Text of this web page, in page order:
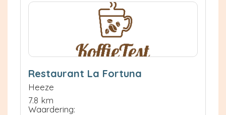
Restaurant La Fortuna
Heeze
7.8 km
Waardering: